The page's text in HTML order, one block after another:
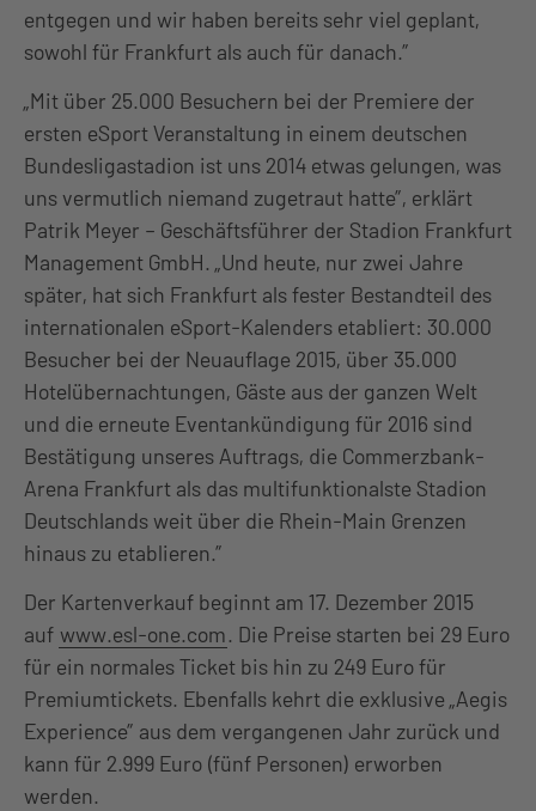
entgegen und wir haben bereits sehr viel geplant,
sowohl für Frankfurt als auch für danach.”
„Mit über 25.000 Besuchern bei der Premiere der
ersten eSport Veranstaltung in einem deutschen
Bundesligastadion ist uns 2014 etwas gelungen, was
uns vermutlich niemand zugetraut hatte”, erklärt
Patrik Meyer – Geschäftsführer der Stadion Frankfurt
Management GmbH. „Und heute, nur zwei Jahre
später, hat sich Frankfurt als fester Bestandteil des
internationalen eSport-Kalenders etabliert: 30.000
Besucher bei der Neuauflage 2015, über 35.000
Hotelübernachtungen, Gäste aus der ganzen Welt
und die erneute Eventankündigung für 2016 sind
Bestätigung unseres Auftrags, die Commerzbank-
Arena Frankfurt als das multifunktionalste Stadion
Deutschlands weit über die Rhein-Main Grenzen
hinaus zu etablieren.”
Der Kartenverkauf beginnt am 17. Dezember 2015
auf www.esl-one.com. Die Preise starten bei 29 Euro
für ein normales Ticket bis hin zu 249 Euro für
Premiumtickets. Ebenfalls kehrt die exklusive „Aegis
Experience” aus dem vergangenen Jahr zurück und
kann für 2.999 Euro (fünf Personen) erworben
werden.